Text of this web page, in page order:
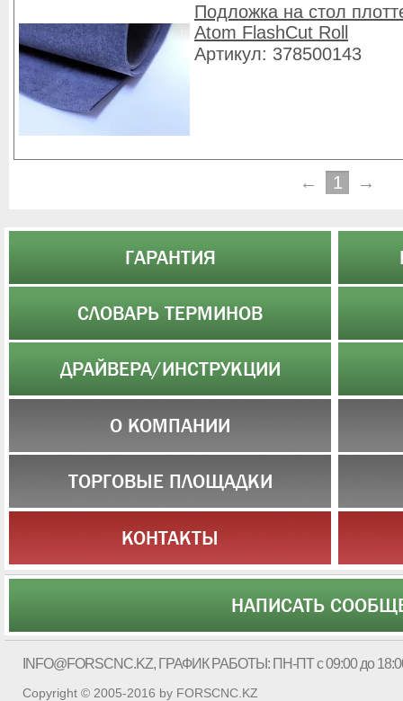
Подложка на стол
Atom FlashCut Roll
Артикул: 378500143
← 1 →
ГАРАНТИЯ
СЛОВАРЬ ТЕРМИНОВ
ДРАЙВЕРА/ИНСТРУКЦИИ
О КОМПАНИИ
ТОРГОВЫЕ ПЛОЩАДКИ
КОНТАКТЫ
НАПИСАТЬ
INFO@FORSCNC.KZ, ГРАФИК РАБОТЫ: ПН-ПТ с 09:00 до
Copyright © 2005-2016 by FORSCNC.KZ